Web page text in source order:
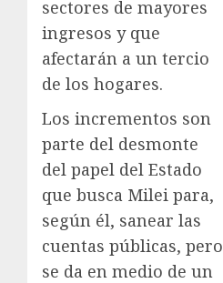
sectores de mayores
ingresos y que
afectarán a un tercio
de los hogares.
Los incrementos son
parte del desmonte
del papel del Estado
que busca Milei para,
según él, sanear las
cuentas públicas, pero
se da en medio de un